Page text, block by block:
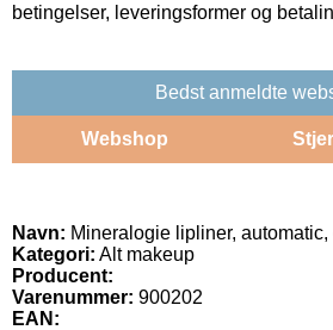
betingelser, leveringsformer og
Bedst anmeldte
Webshop
Navn: Mineralogie lipliner, automatic,
Kategori: Alt makeup
Producent:
Varenummer: 900202
EAN: